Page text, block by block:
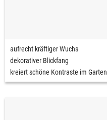
aufrecht kräftiger Wuchs
dekorativer Blickfang
kreiert schöne Kontraste im Garten